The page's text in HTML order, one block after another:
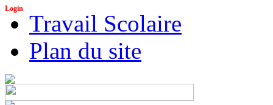
Login
Travail Scolaire
Plan du site